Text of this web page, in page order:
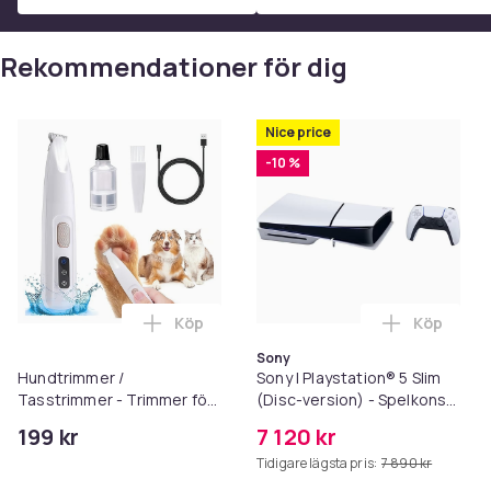
Rekommendationer för dig
Hundtrimmer /
Tasstrimmer - Trimmer för
199 kr
Lägg till Hundtrimmer / Tasstrimmer -
Köp
Nice price
-10 %
Sony
Sony | Playstation® 5 Slim
(Disc-version) - Spelkonsol
- Hvid
7 120 kr
Tidigare lägsta pris: 7 890 kr
Lägg till
Köp